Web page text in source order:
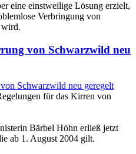
eine einstweilige Lösung erzielt,
Verbringung von
von Schwarzwild neu
für das Kirren von
Bärbel Höhn erließ jetzt
ab 1. August 2004 gilt.